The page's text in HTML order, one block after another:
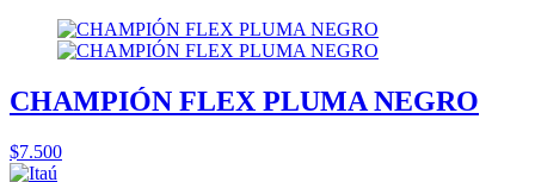
CHAMPIÓN FLEX PLUMA NEGRO
$7.500